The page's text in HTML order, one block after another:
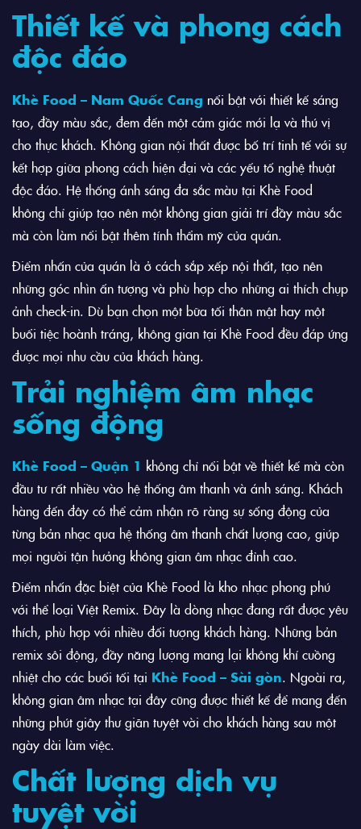
Thiết kế và phong cách
độc đáo
Khè Food – Nam Quốc Cang nổi bật với thiết kế sáng
tạo, đầy màu sắc, đem đến một cảm giác mới lạ và thú vị
cho thực khách. Không gian nội thất được bố trí tinh tế với sự
kết hợp giữa phong cách hiện đại và các yếu tố nghệ thuật
độc đáo. Hệ thống ánh sáng đa sắc màu tại Khè Food
không chỉ giúp tạo nên một không gian giải trí đầy màu sắc
mà còn làm nổi bật thêm tính thẩm mỹ của quán.
Điểm nhấn của quán là ở cách sắp xếp nội thất, tạo nên
những góc nhìn ấn tượng và phù hợp cho những ai thích chụp
ảnh check-in. Dù bạn chọn một bữa tối thân mật hay một
buổi tiệc hoành tráng, không gian tại Khè Food đều đáp ứng
được mọi nhu cầu của khách hàng.
Trải nghiệm âm nhạc
sống động
Khè Food – Quận 1 không chỉ nổi bật về thiết kế mà còn
đầu tư rất nhiều vào hệ thống âm thanh và ánh sáng. Khách
hàng đến đây có thể cảm nhận rõ ràng sự sống động của
từng bản nhạc qua hệ thống âm thanh chất lượng cao, giúp
mọi người tận hưởng không gian âm nhạc đỉnh cao.
Điểm nhấn đặc biệt của Khè Food là kho nhạc phong phú
với thể loại Việt Remix. Đây là dòng nhạc đang rất được yêu
thích, phù hợp với nhiều đối tượng khách hàng. Những bản
remix sôi động, đầy năng lượng mang lại không khí cuồng
nhiệt cho các buổi tối tại Khè Food – Sài gòn. Ngoài ra,
không gian âm nhạc tại đây cũng được thiết kế để mang đến
những phút giây thư giãn tuyệt vời cho khách hàng sau một
ngày dài làm việc.
Chất lượng dịch vụ
tuyệt vời